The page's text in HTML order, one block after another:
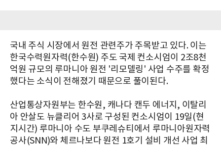
국내 주식 시장에서 원전 관련주가 주목받고 있다. 이는
한국수력원자력(한수원) 주도 국제 컨소시엄이 2조8천
억원 규모의 루마니아 원전 '리모델링' 사업 수주를 확정
했다는 소식이 전해졌기 때문으로 풀이된다.
산업통상자원부는 한수원, 캐나다 캔두 에너지, 이탈리
아 안살도 뉴클리어 3사로 구성된 컨소시엄이 19일(현
지시간) 루마니아 수도 부쿠레슈티에서 루마니아원자력
공사(SNN)와 체르나보다 원전 1호기 설비 개선 사업 최